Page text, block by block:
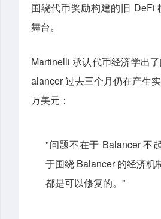
围绕代币奖励构建的旧 DeFi
舞台。
Martinelli 承认代币经济学出
alancer 过去三个月仍在产生
万美元：
"问题不在于 Balancer 不
于围绕 Balancer 的经济机
都是可以修复的。"